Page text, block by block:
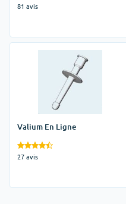
81 avis
Valium En Ligne
27 avis